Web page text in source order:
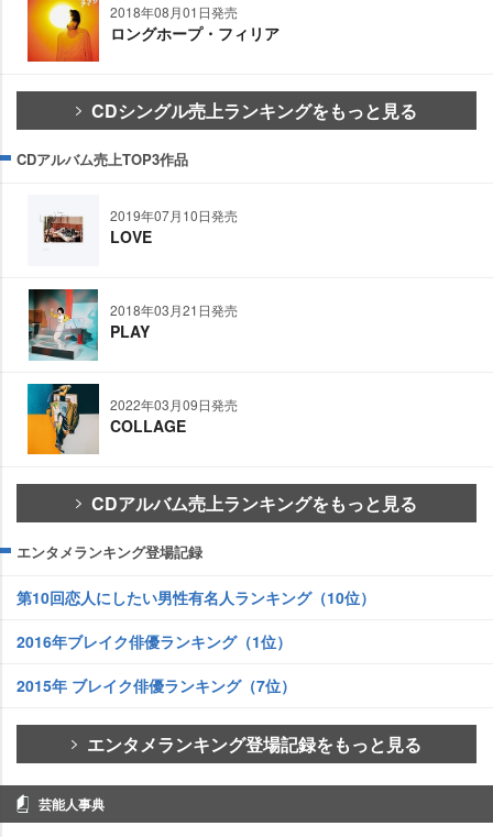
2018年08月01日発売
ロングホープ・フィリア
CDシングル売上ランキングをもっと見る
CDアルバム売上TOP3作品
2019年07月10日発売
LOVE
2018年03月21日発売
PLAY
2022年03月09日発売
COLLAGE
CDアルバム売上ランキングをもっと見る
エンタメランキング登場記録
第10回恋人にしたい男性有名人ランキング（10位）
2016年ブレイク俳優ランキング（1位）
2015年 ブレイク俳優ランキング（7位）
エンタメランキング登場記録をもっと見る
芸能人事典